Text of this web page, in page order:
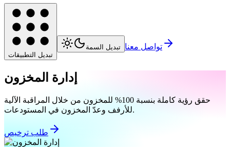
تبديل التطبيقات
تبديل السمة تواصل معنا
إدارة المخزون
حقق رؤية كاملة بنسبة 100% للمخزون من خلال المراقبة الآلية
للأرفف وعدّ المخزون في المستودعات.
طلب ترخيص